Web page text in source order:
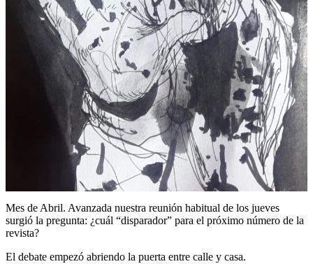
Mes de Abril. Avanzada nuestra reunión habitual de los jueves
surgió la pregunta: ¿cuál “disparador” para el próximo número de la
revista?
El debate empezó abriendo la puerta entre calle y casa.